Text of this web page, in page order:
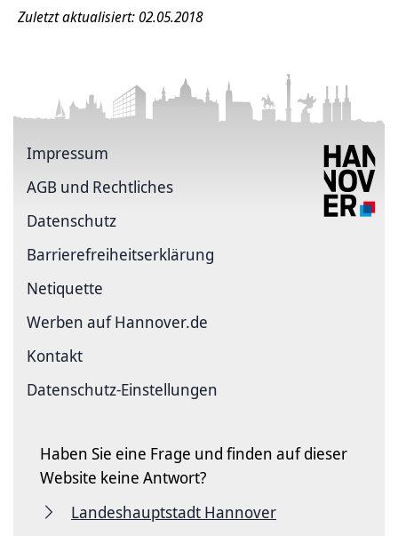
Zuletzt aktualisiert: 02.05.2018
Impressum
AGB und Rechtliches
Datenschutz
Barriere­freiheits­erklärung
Netiquette
Werben auf Hannover.de
Kontakt
Datenschutz-Einstellungen
Haben Sie eine Frage und finden auf dieser
Website keine Antwort?
Landeshauptstadt Hannover